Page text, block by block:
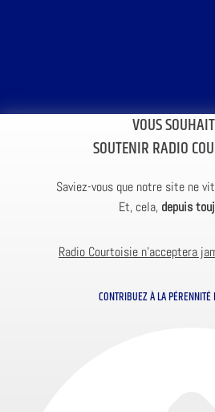
VOUS
SOUTENIR RADIO
Saviez-vous que notre site ne
Et, cela, depuis
Radio Courtoisie n’acceptera
CONTRIBUEZ À LA PÉRENNITÉ